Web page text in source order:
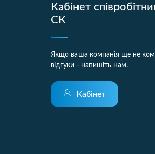
Кабінет
СК
Якщо ваша компанія ще не
відгуки - напишіть нам.
Кабінет